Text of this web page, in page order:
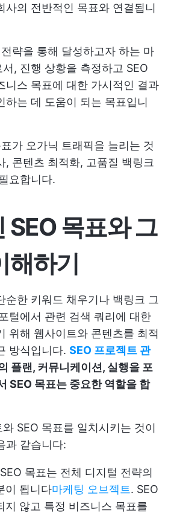
사의 전반적인 목표와 연결됩니
략을 통해 달성하고자 하는 마
, 진행 상황을 측정하고 SEO
니스 목표에 대한 가시적인 결과
하는 데 도움이 되는 목표입니
가 오가닉 트래픽을 늘리는 것
, 콘텐츠 최적화, 고품질 백링크
요합니다.
SEO 목표와 그
해하기
순한 키워드 채우기나 백링크 그
털에서 관련 검색 쿼리에 대한
위해 웹사이트와 콘텐츠를 최적
방식입니다. SEO 프로젝트 관
플랜, 커뮤니케이션, 실행을 포
SEO 목표는 중요한 역할을 합
SEO 목표를 일치시키는 것이
과 같습니다:
SEO 목표는 전체 디지털 전략의
이 됩니다마케팅 오브젝트. SEO
지 않고 특정 비즈니스 목표를